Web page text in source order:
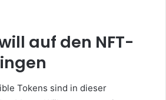
auf den NFT-
Tokens sind in dieser